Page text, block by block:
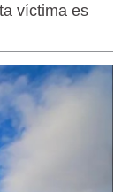
víctima es